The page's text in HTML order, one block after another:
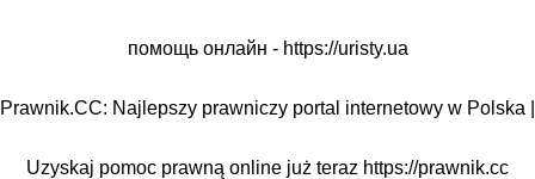
помощь онлайн - https://uristy.ua
Prawnik.CC: Najlepszy prawniczy portal internetowy w Polska |
Uzyskaj pomoc prawną online już teraz https://prawnik.cc